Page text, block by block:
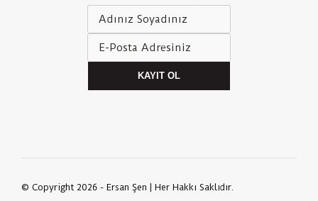
KAYIT OL
© Copyright 2026 - Ersan Şen | Her Hakkı Saklıdır.